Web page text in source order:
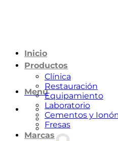
Menú
Inicio
Productos
Clínica
Restauración
Equipamiento
Laboratorio
Cementos y
Fresas
Marcas